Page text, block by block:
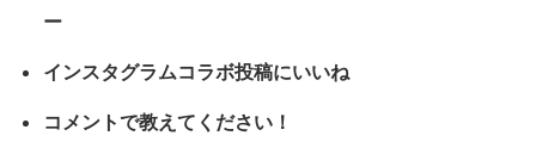
ー
インスタグラムコラボ投稿にいいね
コメントで教えてください！